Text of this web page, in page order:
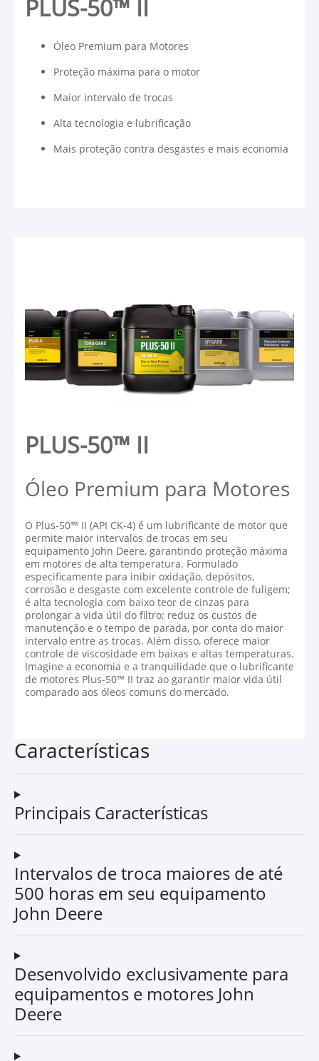
PLUS-50™ II
Óleo Premium para Motores
Proteção máxima para o motor
Maior intervalo de trocas
Alta tecnologia e lubrificação
Mais proteção contra desgastes e mais economia
PLUS-50™ II
Óleo Premium para Motores
O Plus-50™ II (API CK-4) é um lubrificante de motor que
permite maior intervalos de trocas em seu
equipamento John Deere, garantindo proteção máxima
em motores de alta temperatura. Formulado
especificamente para inibir oxidação, depósitos,
corrosão e desgaste com excelente controle de fuligem;
é alta tecnologia com baixo teor de cinzas para
prolongar a vida útil do filtro; reduz os custos de
manutenção e o tempo de parada, por conta do maior
intervalo entre as trocas. Além disso, oferece maior
controle de viscosidade em baixas e altas temperaturas.
Imagine a economia e a tranquilidade que o lubrificante
de motores Plus-50™ II traz ao garantir maior vida útil
comparado aos óleos comuns do mercado.
Características
Principais Características
Intervalos de troca maiores de até
500 horas em seu equipamento
John Deere
Desenvolvido exclusivamente para
equipamentos e motores John
Deere